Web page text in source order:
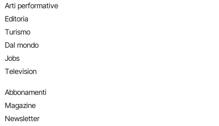
Arti performative
Editoria
Turismo
Dal mondo
Jobs
Television
Abbonamenti
Magazine
Newsletter